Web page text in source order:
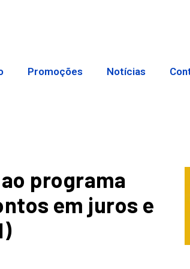
Promoções Notícias
programa
em juros e